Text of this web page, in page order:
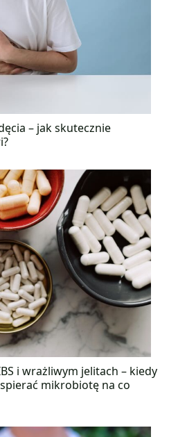
– jak skutecznie
i wrażliwym jelitach – kiedy
mikrobiotę na co